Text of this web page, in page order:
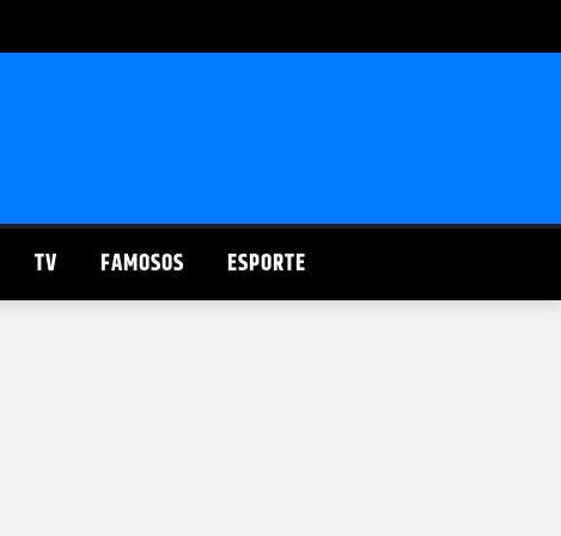
TV FAMOSOS ESPORTE